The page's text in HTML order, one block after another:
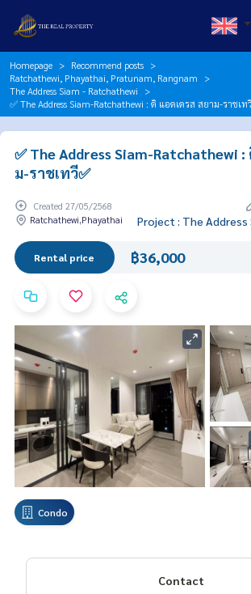
Homepage
Recommend posts
Ratchathewi, Phayathai, Pratunam, Rangnam
The Address Siam - Ratchathewi
✅ The Address Siam-Ratchathewi : ดิ แอดเดรส สยาม-ราชเท
✅ The Address Siam-Ratchathewi :
ม-ราชเทวี✅
Created 27/05/2568
Ratchathewi,Phayathai
Project : The Address
Rental price ฿36,000
Condo
Contact